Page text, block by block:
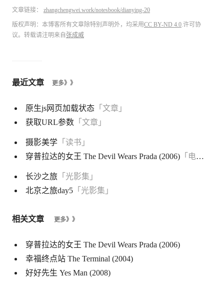
文章链接： zhangchengwei.work/notesbook/dianying-20
版权声明：本博客所有文章除特别声明外，均采用CC BY-ND 4.0.许可协
议。转载请注明来自 张成威
最近文章 更多》》
原生js网页加载状态「文章」
获取URL参数「文章」
摄影美学「读书」
穿普拉达的女王 The Devil Wears Prada (2006)「电影」
长沙之旅「光影集」
北京之旅day5「光影集」
相关文章 更多》》
穿普拉达的女王 The Devil Wears Prada (2006)
幸福终点站 The Terminal (2004)
好好先生 Yes Man (2008)